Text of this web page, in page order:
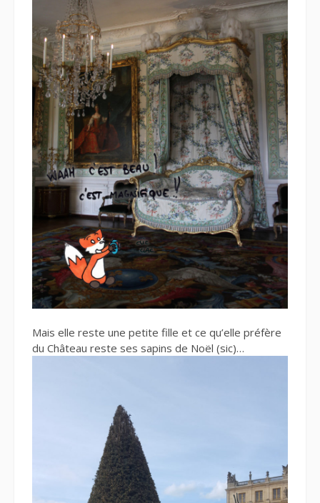
Mais elle reste une petite fille et ce qu’elle préfère
du Château reste ses sapins de Noël (sic)…